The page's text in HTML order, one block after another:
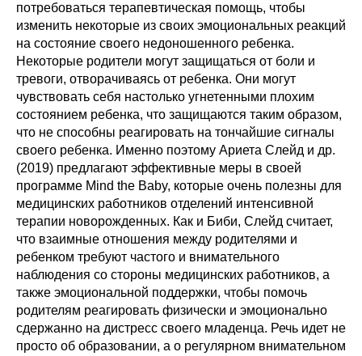
потребоваться терапевтическая помощь, чтобы
изменить некоторые из своих эмоциональных реакций
на состояние своего недоношенного ребенка.
Некоторые родители могут защищаться от боли и
тревоги, отворачиваясь от ребенка. Они могут
чувствовать себя настолько угнетенными плохим
состоянием ребенка, что защищаются таким образом,
что не способны реагировать на тончайшие сигналы
своего ребенка. Именно поэтому Ариета Слейд и др.
(2019) предлагают эффективные меры в своей
программе Mind the Baby, которые очень полезны для
медицинских работников отделений интенсивной
терапии новорожденных. Как и Биби, Слейд считает,
что взаимные отношения между родителями и
ребенком требуют частого и внимательного
наблюдения со стороны медицинских работников, а
также эмоциональной поддержки, чтобы помочь
родителям реагировать физически и эмоционально
сдержанно на дистресс своего младенца. Речь идет не
просто об образовании, а о регулярном внимательном